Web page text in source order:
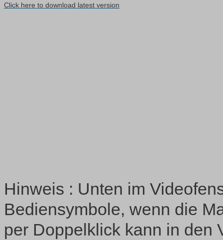
Click here to download latest version
Hinweis : Unten im
Bediensymbole, wenn die
per Doppelklick kann in den